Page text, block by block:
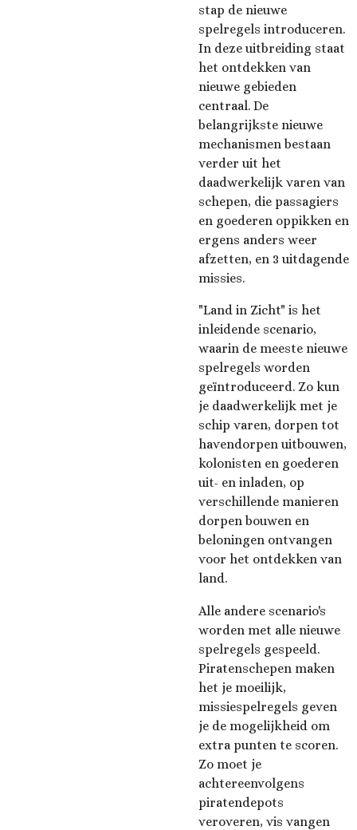
stap de nieuwe
spelregels introduceren.
In deze uitbreiding staat
het ontdekken van
nieuwe gebieden
centraal. De
belangrijkste nieuwe
mechanismen bestaan
verder uit het
daadwerkelijk varen van
schepen, die passagiers
en goederen oppikken en
ergens anders weer
afzetten, en 3 uitdagende
missies.
"Land in Zicht" is het
inleidende scenario,
waarin de meeste nieuwe
spelregels worden
geïntroduceerd. Zo kun
je daadwerkelijk met je
schip varen, dorpen tot
havendorpen uitbouwen,
kolonisten en goederen
uit- en inladen, op
verschillende manieren
dorpen bouwen en
beloningen ontvangen
voor het ontdekken van
land.
Alle andere scenario's
worden met alle nieuwe
spelregels gespeeld.
Piratenschepen maken
het je moeilijk,
missiespelregels geven
je de mogelijkheid om
extra punten te scoren.
Zo moet je
achtereenvolgens
piratendepots
veroveren, vis vangen